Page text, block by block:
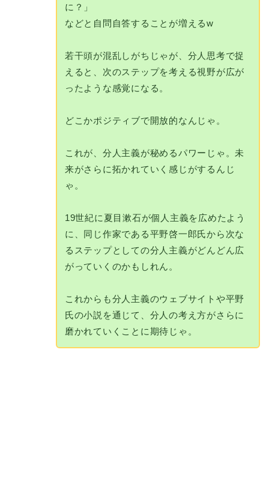
に？」
などと自問自答することが増えるw
若干頭が混乱しがちじゃが、分人思考で捉
えると、次のステップを考える視野が広が
ったような感覚になる。
どこかポジティブで開放的なんじゃ。
これが、分人主義が秘めるパワーじゃ。未
来がさらに拓かれていく感じがするんじ
ゃ。
19世紀に夏目漱石が個人主義を広めたよう
に、同じ作家である平野啓一郎氏から次な
るステップとしての分人主義がどんどん広
がっていくのかもしれん。
これからも分人主義のウェブサイトや平野
氏の小説を通じて、分人の考え方がさらに
磨かれていくことに期待じゃ。